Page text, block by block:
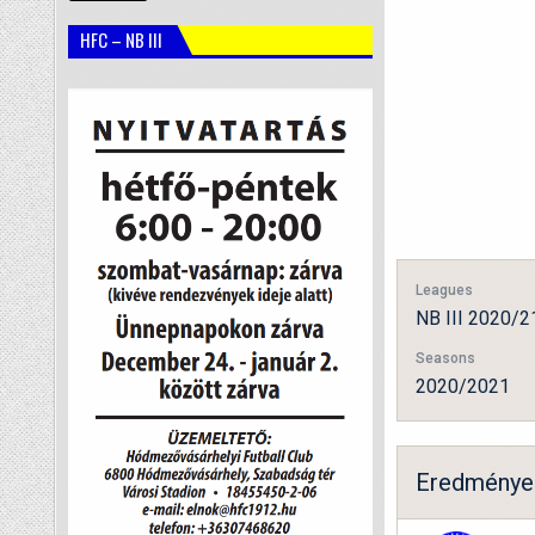
Leagues
NB III 2020/
Seasons
2020/2021
HFC – NB III